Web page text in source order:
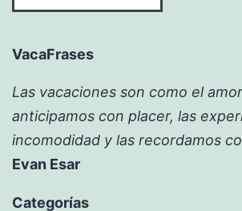
VacaFrases
Las vacaciones son como el
anticipamos con placer, las
incomodidad y las recordamos
Evan Esar
Categorías